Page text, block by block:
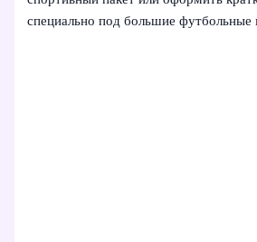
специально под большие футбольные